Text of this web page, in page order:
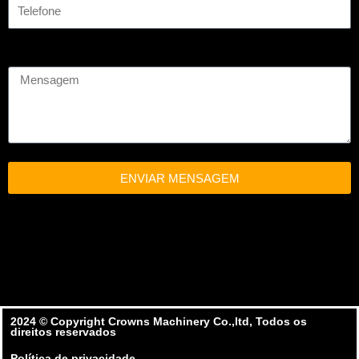
ENVIAR MENSAGEM
2024 ©️ Copyright Crowns Machinery Co.,ltd, Todos os
direitos reservados